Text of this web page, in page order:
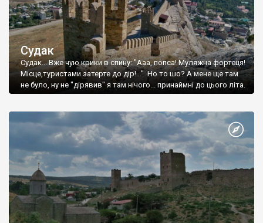
Судак
Судак... Вже чую крики в спину: "Ааа, попса! Муляжна фортеця!
Місце,туристами затерте до дір!..." Но то шо? А мене ще там
не було, ну не "дірявив" я там нічого... принаймні до цього літа.